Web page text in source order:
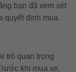
bạn đã xem xét
quyết định mua.
trò quan trọng
khi mua xe,